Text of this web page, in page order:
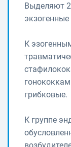
Выделяют
К
грибковые.
К группе